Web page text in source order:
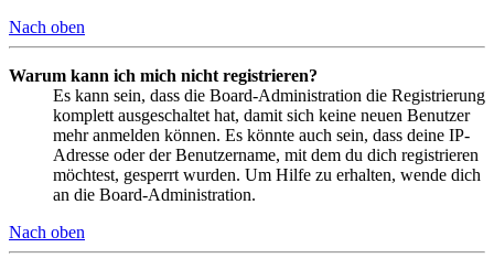
Nach oben
Warum kann ich mich nicht registrieren?
Es kann sein, dass die Board-Administration die Registrierung
komplett ausgeschaltet hat, damit sich keine neuen Benutzer
mehr anmelden können. Es könnte auch sein, dass deine IP-
Adresse oder der Benutzername, mit dem du dich registrieren
möchtest, gesperrt wurden. Um Hilfe zu erhalten, wende dich
an die Board-Administration.
Nach oben